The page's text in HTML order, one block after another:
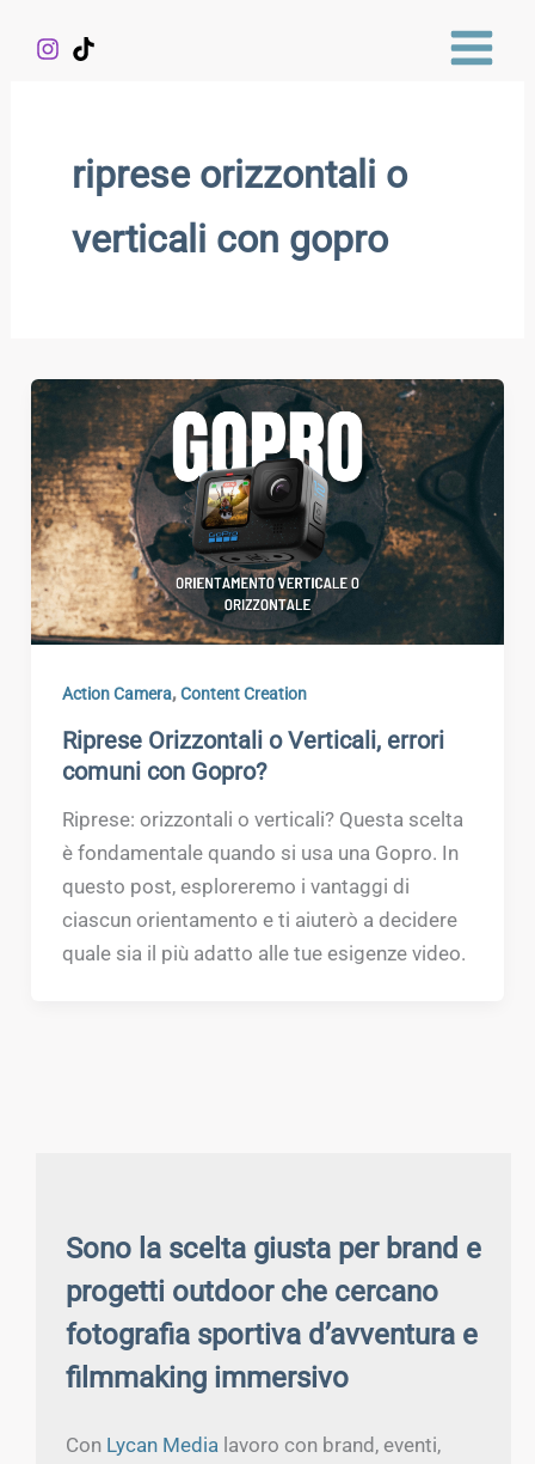
riprese orizzontali o
verticali con gopro
Action Camera,Content Creation
Riprese Orizzontali o Verticali, errori
comuni con Gopro?
Riprese: orizzontali o verticali? Questa scelta
è fondamentale quando si usa una Gopro. In
questo post, esploreremo i vantaggi di
ciascun orientamento e ti aiuterò a decidere
quale sia il più adatto alle tue esigenze video.
Sono la scelta giusta per brand e
progetti outdoor che cercano
fotografia sportiva d’avventura e
filmmaking immersivo
Con Lycan Media lavoro con brand, eventi,